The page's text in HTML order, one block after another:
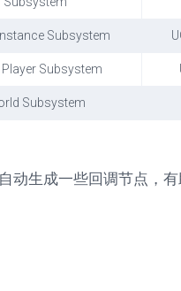
Subsystem
Subsystem
Subsystem
动生成一些回调节点，